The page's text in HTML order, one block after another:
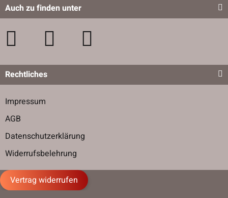
Auch zu finden unter
Rechtliches
Impressum
AGB
Datenschutzerklärung
Widerrufsbelehrung
Vertrag widerrufen